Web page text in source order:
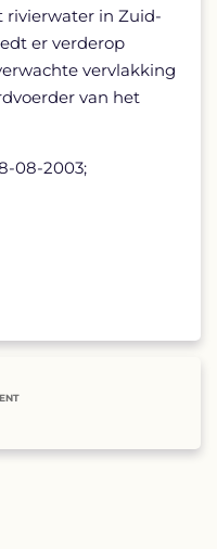
rivierwater in Zuid-
er verderop
vervlakking
van het
08-2003;